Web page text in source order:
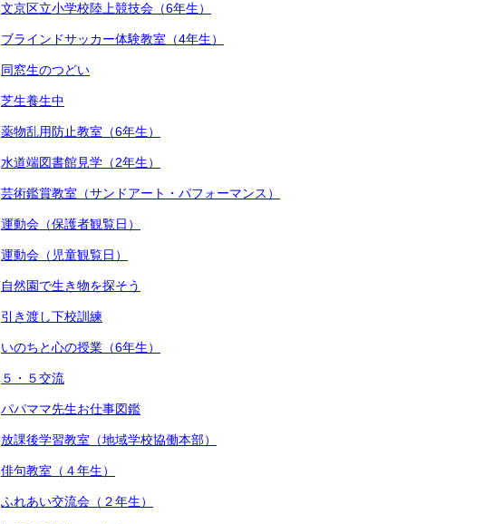
文京区立小学校陸上競技会（6年生）
ブラインドサッカー体験教室（4年生）
同窓生のつどい
芝生養生中
薬物乱用防止教室（6年生）
水道端図書館見学（2年生）
芸術鑑賞教室（サンドアート・パフォーマンス）
運動会（保護者観覧日）
運動会（児童観覧日）
自然園で生き物を探そう
引き渡し下校訓練
いのちと心の授業（6年生）
５・５交流
パパママ先生お仕事図鑑
放課後学習教室（地域学校協働本部）
俳句教室（４年生）
ふれあい交流会（２年生）